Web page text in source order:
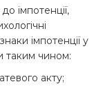
імпотенції,
імпотенції у
таким чином:
акту;